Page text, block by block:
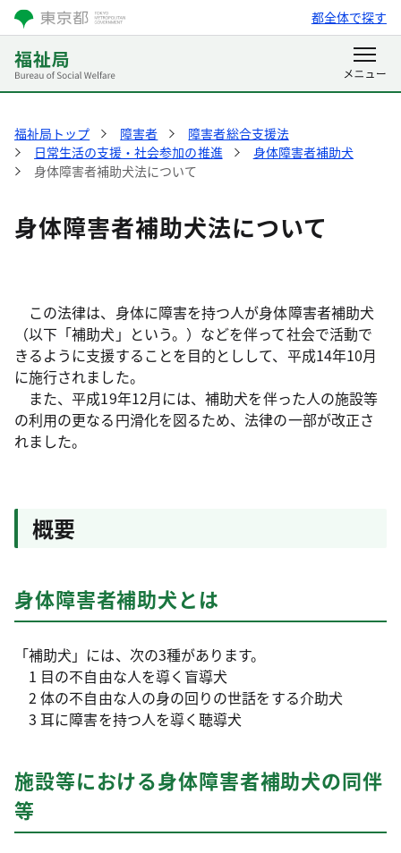
都全体で探す
福祉局トップ 障害者
障害者総合支援法
日常生活の支援・社会参加の推進
身体障害者補助犬
身体障害者補助犬法について
身体障害者補助犬法について
この法律は、身体に障害を持つ人が身体障害者補助犬
（以下「補助犬」という。）などを伴って社会で活動で
きるように支援することを目的としして、平成14年10月
に施行されました。
また、平成19年12月には、補助犬を伴った人の施設等
の利用の更なる円滑化を図るため、法律の一部が改正さ
れました。
概要
身体障害者補助犬とは
「補助犬」には、次の3種があります。
1 目の不自由な人を導く盲導犬
2 体の不自由な人の身の回りの世話をする介助犬
3 耳に障害を持つ人を導く聴導犬
施設等における身体障害者補助犬の同伴
等